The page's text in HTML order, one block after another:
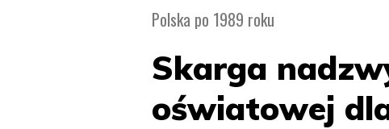
Polska po 1989 roku
Skarga
oświatowej